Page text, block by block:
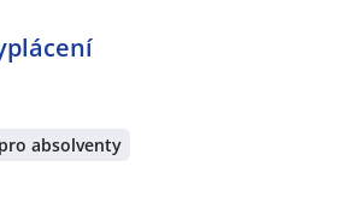
absolventy